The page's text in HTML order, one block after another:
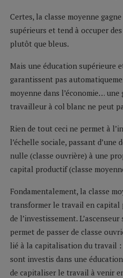
Certes, la classe moyenne
supérieurs et tend à occuper
plutôt que bleus.
Mais une éducation supérieure
garantissent pas
moyenne dans l’économie… une
travailleur à col blanc ne peut
Rien de tout ceci ne permet à
l’échelle sociale, passant
nulle (classe ouvrière) à une
capital productif (classe
Fondamentalement, la classe
transformer le travail en capital
de l’investissement.
permet de passer de classe
lié à la capitalisation du travail :
sont investis dans une
de capitaliser le travail à venir